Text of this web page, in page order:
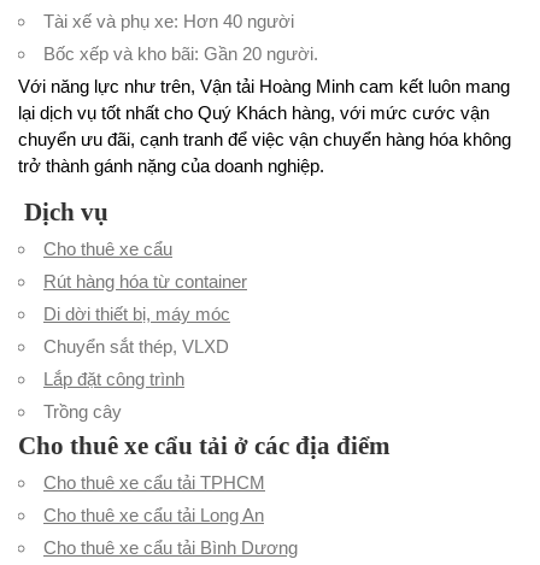
Tài xế và phụ xe: Hơn 40 người
Bốc xếp và kho bãi: Gần 20 người.
Với năng lực như trên, Vận tải Hoàng Minh cam kết luôn mang
lại dịch vụ tốt nhất cho Quý Khách hàng, với mức cước vận
chuyển ưu đãi, cạnh tranh để việc vận chuyển hàng hóa không
trở thành gánh nặng của doanh nghiệp.
Dịch vụ
Cho thuê xe cẩu
Rút hàng hóa từ container
Di dời thiết bị, máy móc
Chuyển sắt thép, VLXD
Lắp đặt công trình
Trồng cây
Cho thuê xe cẩu tải ở các địa điểm
Cho thuê xe cẩu tải TPHCM
Cho thuê xe cẩu tải Long An
Cho thuê xe cẩu tải Bình Dương